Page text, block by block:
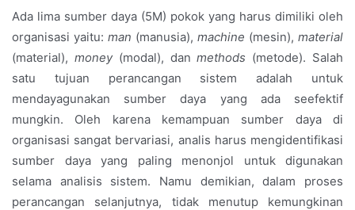
Ada lima sumber daya (5M) pokok yang harus dimiliki oleh
organisasi yaitu: man (manusia), machine (mesin), material
(material), money (modal), danmethods (metode). Salah
satu tujuan perancangan sistem adalah untuk
mendayagunakan sumber daya yang ada seefektif
mungkin. Oleh karena kemampuan sumber daya di
organisasi sangat bervariasi, analis harus mengidentifikasi
sumber daya yang paling menonjol untuk digunakan
selama analisis sistem. Namu demikian, dalam proses
perancangan selanjutnya, tidak menutup kemungkinan